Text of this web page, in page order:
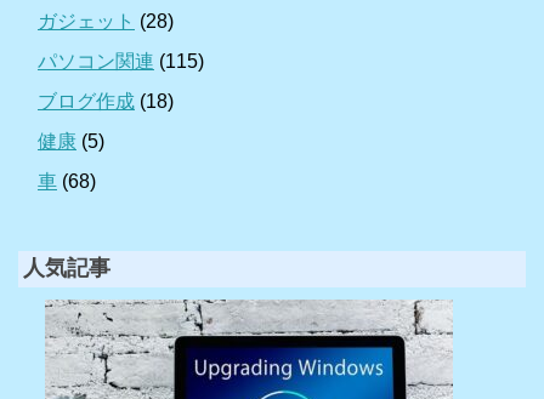
ガジェット (28)
パソコン関連 (115)
ブログ作成 (18)
健康 (5)
車 (68)
人気記事